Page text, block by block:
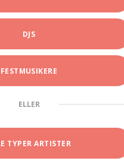
DJS
FESTMUSIKERE
ELLER
TYPER ARTISTER